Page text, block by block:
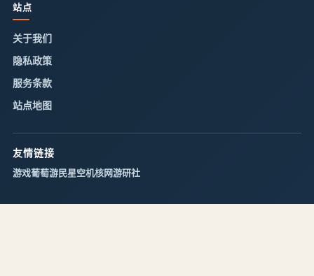
站点
关于我们
隐私政策
服务条款
站点地图
友情链接
游戏葡萄游民星空机核网游研社